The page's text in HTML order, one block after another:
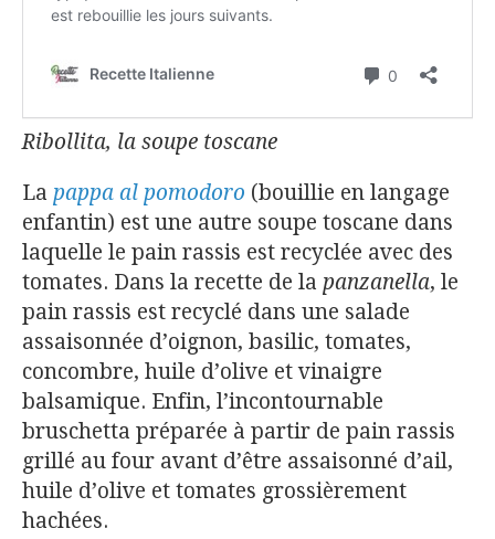
Ribollita, la soupe toscane
La pappa al pomodoro (bouillie en langage
enfantin) est une autre soupe toscane dans
laquelle le pain rassis est recyclée avec des
tomates. Dans la recette de la panzanella, le
pain rassis est recyclé dans une salade
assaisonnée d’oignon, basilic, tomates,
concombre, huile d’olive et vinaigre
balsamique. Enfin, l’incontournable
bruschetta préparée à partir de pain rassis
grillé au four avant d’être assaisonné d’ail,
huile d’olive et tomates grossièrement
hachées.